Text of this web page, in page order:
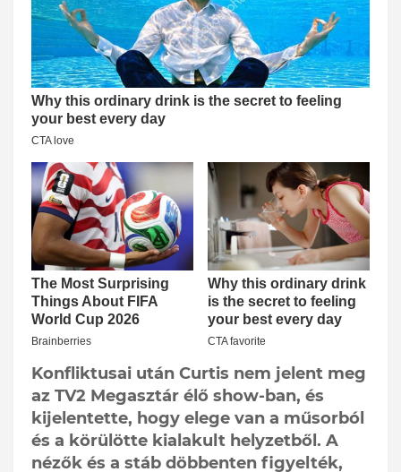
Konfliktusai után Curtis nem jelent meg
az TV2 Megasztár élő show-ban, és
kijelentette, hogy elege van a műsorból
és a körülötte kialakult helyzetből. A
nézők és a stáb döbbenten figyelték,